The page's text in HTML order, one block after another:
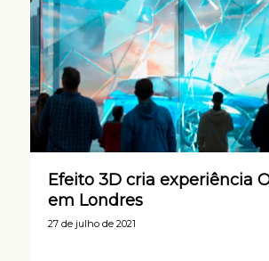
Efeito 3D cria experiência
em Londres
27 de julho de 2021